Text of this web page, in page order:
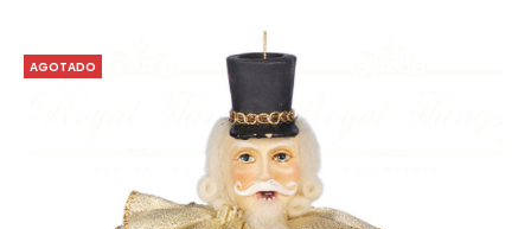
AGOTADO